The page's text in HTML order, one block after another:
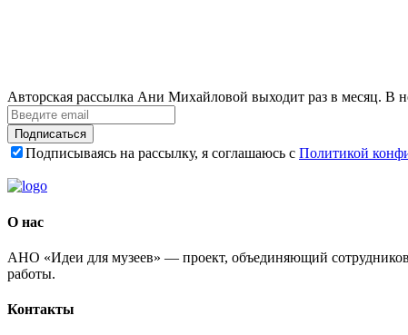
Авторская рассылка Ани Михайловой выходит раз в месяц. В
Подписаться
Подписываясь на рассылку, я соглашаюсь с Политикой
О нас
АНО «Идеи для музеев» — проект, объединяющий
работы.
Контакты